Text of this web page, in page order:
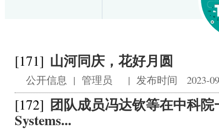
[171] 山河同庆，花好月圆
公开信息 | 管理员 | 发布时间 2023-
[172] 团队成员冯达钦等在中科
Systems...